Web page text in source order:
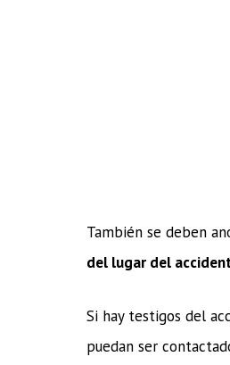
También se deben
del lugar del
Si hay testigos del
puedan ser